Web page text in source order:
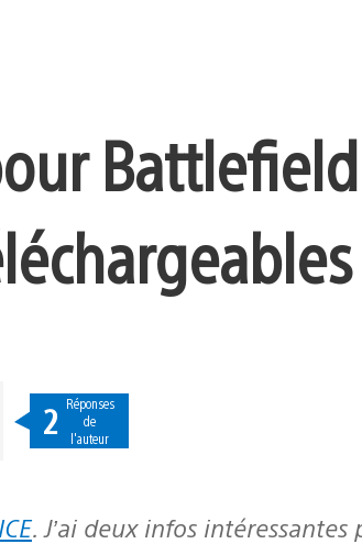
2 Réponses
de
l'auteur
. J’ai deux infos intéressantes